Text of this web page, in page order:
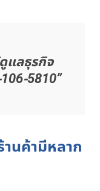
แลธุรกิจ
5810”
นค้ามีหลาก